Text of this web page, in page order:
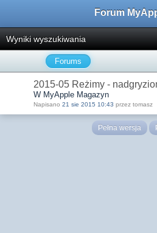
Forum
Wyniki wyszukiwania
Forums
2015-05 Reżimy -
W MyApple Magazyn
Napisano 21 sie 2015 10:43 przez tomasz
Pełna wersja